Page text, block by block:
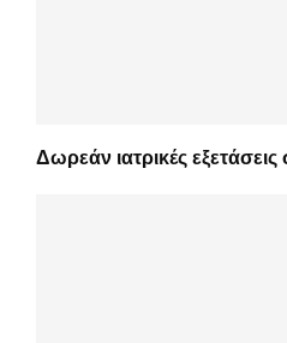
Δωρεάν ιατρικές